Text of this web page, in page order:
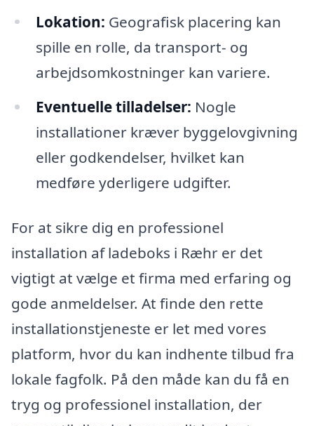
Lokation: Geografisk placering kan
spille en rolle, da transport- og
arbejdsomkostninger kan variere.
Eventuelle tilladelser: Nogle
installationer kræver byggelovgivning
eller godkendelser, hvilket kan
medføre yderligere udgifter.
For at sikre dig en professionel
installation af ladeboks i Ræhr er det
vigtigt at vælge et firma med erfaring og
gode anmeldelser. At finde den rette
installationstjeneste er let med vores
platform, hvor du kan indhente tilbud fra
lokale fagfolk. På den måde kan du få en
tryg og professionel installation, der